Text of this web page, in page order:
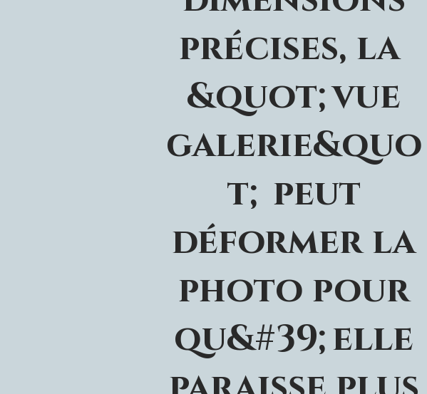
précises, la
&quot;vue
galerie&quo
t; peut
déformer la
photo pour
qu&#39;elle